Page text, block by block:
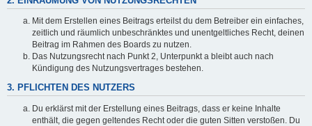
Mit dem Erstellen eines Beitrags erteilst du dem Betreiber ein einfaches,
zeitlich und räumlich unbeschränktes und unentgeltliches Recht, deinen
Beitrag im Rahmen des Boards zu nutzen.
Das Nutzungsrecht nach Punkt 2, Unterpunkt a bleibt auch nach
Kündigung des Nutzungsvertrages bestehen.
3. PFLICHTEN DES NUTZERS
Du erklärst mit der Erstellung eines Beitrags, dass er keine Inhalte
enthält, die gegen geltendes Recht oder die guten Sitten verstoßen. Du